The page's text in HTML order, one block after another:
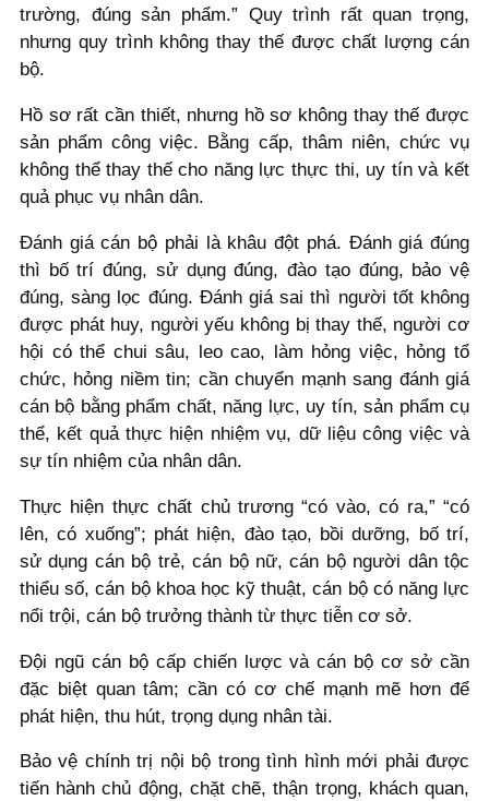
trường, đúng sản phẩm.” Quy trình rất quan trọng,
nhưng quy trình không thay thế được chất lượng cán
bộ.
Hồ sơ rất cần thiết, nhưng hồ sơ không thay thế được
sản phẩm công việc. Bằng cấp, thâm niên, chức vụ
không thể thay thế cho năng lực thực thi, uy tín và kết
quả phục vụ nhân dân.
Đánh giá cán bộ phải là khâu đột phá. Đánh giá đúng
thì bố trí đúng, sử dụng đúng, đào tạo đúng, bảo vệ
đúng, sàng lọc đúng. Đánh giá sai thì người tốt không
được phát huy, người yếu không bị thay thế, người cơ
hội có thể chui sâu, leo cao, làm hỏng việc, hỏng tổ
chức, hỏng niềm tin; cần chuyển mạnh sang đánh giá
cán bộ bằng phẩm chất, năng lực, uy tín, sản phẩm cụ
thể, kết quả thực hiện nhiệm vụ, dữ liệu công việc và
sự tín nhiệm của nhân dân.
Thực hiện thực chất chủ trương “có vào, có ra,” “có
lên, có xuống”; phát hiện, đào tạo, bồi dưỡng, bố trí,
sử dụng cán bộ trẻ, cán bộ nữ, cán bộ người dân tộc
thiểu số, cán bộ khoa học kỹ thuật, cán bộ có năng lực
nổi trội, cán bộ trưởng thành từ thực tiễn cơ sở.
Đội ngũ cán bộ cấp chiến lược và cán bộ cơ sở cần
đặc biệt quan tâm; cần có cơ chế mạnh mẽ hơn để
phát hiện, thu hút, trọng dụng nhân tài.
Bảo vệ chính trị nội bộ trong tình hình mới phải được
tiến hành chủ động, chặt chẽ, thận trọng, khách quan,